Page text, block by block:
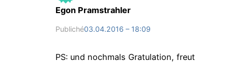
Egon Pramstrahler
Publiché03.04.2016 – 18:09
PS: und nochmals Gratulation, freut